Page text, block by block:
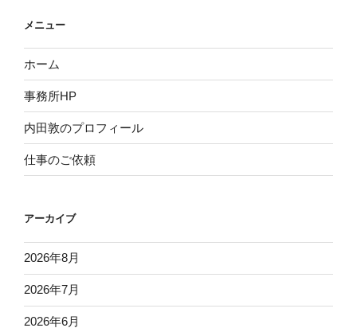
メニュー
ホーム
事務所HP
内田敦のプロフィール
仕事のご依頼
アーカイブ
2026年8月
2026年7月
2026年6月